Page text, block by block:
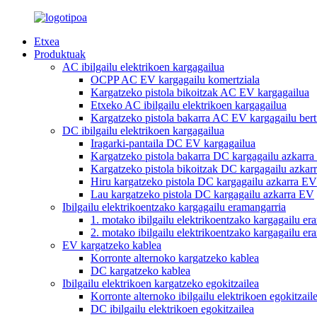
Etxea
Produktuak
AC ibilgailu elektrikoen kargagailua
OCPP AC EV kargagailu komertziala
Kargatzeko pistola bikoitzak AC EV kargagailua
Etxeko AC ibilgailu elektrikoen kargagailua
Kargatzeko pistola bakarra AC EV kargagailu
DC ibilgailu elektrikoen kargagailua
Iragarki-pantaila DC EV kargagailua
Kargatzeko pistola bakarra DC kargagailu
Kargatzeko pistola bikoitzak DC kargagailu
Hiru kargatzeko pistola DC kargagailu azkarra EV
Lau kargatzeko pistola DC kargagailu azkarra EV
Ibilgailu elektrikoentzako kargagailu eramangarria
1. motako ibilgailu elektrikoentzako kargagailu
2. motako ibilgailu elektrikoentzako kargagailu
EV kargatzeko kablea
Korronte alternoko kargatzeko kablea
DC kargatzeko kablea
Ibilgailu elektrikoen kargatzeko egokitzailea
Korronte alternoko ibilgailu elektrikoen
DC ibilgailu elektrikoen egokitzailea